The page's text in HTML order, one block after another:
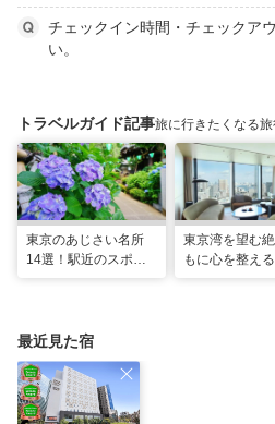
チェックイン時間・チェックア
い。
トラベルガイド記事旅に行きたくなる
東京のあじさい名所
14選！駅近のスポッ
東京湾を望む
もに心を整え
最近見た宿